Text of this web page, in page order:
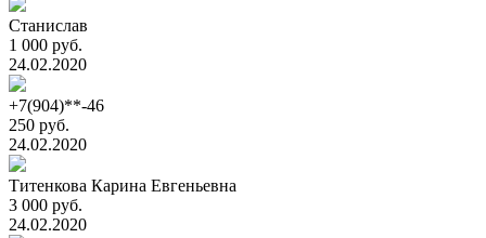
Станислав
1 000 руб.
24.02.2020
+7(904)**-46
250 руб.
24.02.2020
Титенкова Карина Евгеньевна
3 000 руб.
24.02.2020